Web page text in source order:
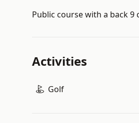
Public course with a back
Activities
Golf